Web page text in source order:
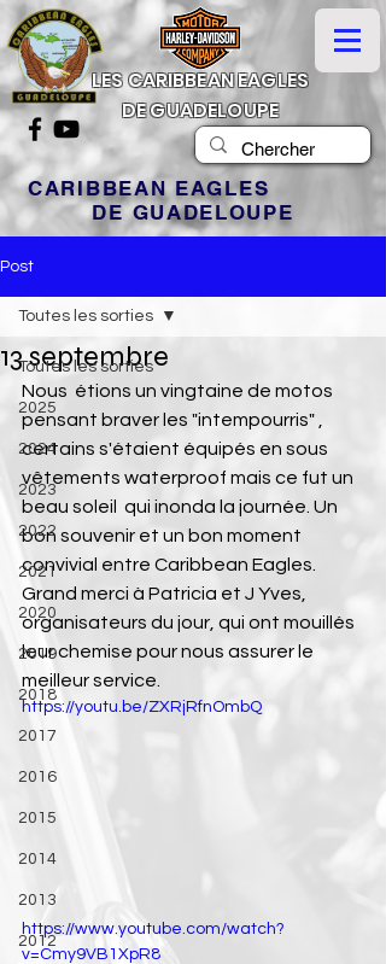
LES CARIBBEAN EAGLES
DE GUADELOUPE
CARIBBEAN EAGLES
DE GUADELOUPE
Post
Toutes les sorties
2025
2024
2023
2022
2021
2020
2019
2018
2017
2016
2015
2014
2013
2012
Toutes les sorties
13 septembre
Nous  étions un vingtaine de motos
pensant braver les "intempourris" ,
certains s'étaient équipés en sous
vêtements waterproof mais ce fut un
beau soleil  qui inonda la journée. Un
bon souvenir et un bon moment
convivial entre Caribbean Eagles.
Grand merci à Patricia et J Yves,
organisateurs du jour, qui ont mouillés
leur chemise pour nous assurer le
meilleur service.
https://youtu.be/ZXRjRfnOmbQ
https://www.youtube.com/watch?
v=Cmy9VB1XpR8